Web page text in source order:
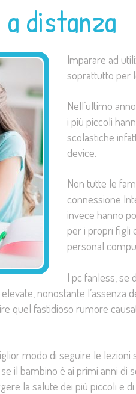
distanza
Imparare ad
soprattutto per
Nell’ultimo
i più piccoli hann
scolastiche
device.
Non tutte le
connessione
invece hanno
per i propri figli
personal
I pc fanless, se
nonostante l’assenza
quel fastidioso rumore
modo di seguire le
il bambino è ai primi anni di
la salute dei più piccoli e